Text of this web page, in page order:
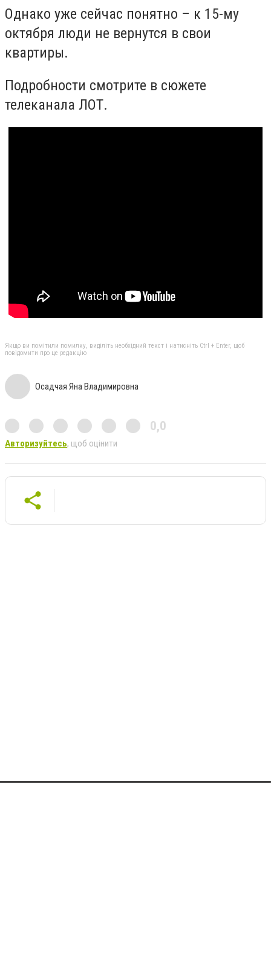
Однако уже сейчас понятно – к 15-му
октября люди не вернутся в свои
квартиры.
Подробности смотрите в сюжете
телеканала ЛОТ.
Якщо ви помітили помилку, виділіть необхідний текст і натисніть Ctrl + Enter, щоб
повідомити про це редакцію
Осадчая Яна Владимировна
0,0
Авторизуйтесь, щоб оцінити